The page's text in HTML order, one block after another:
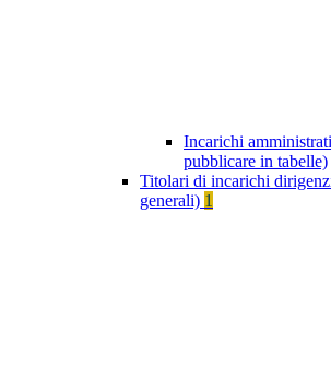
Incarichi
pubblicare in tabelle)
Titolari di incarichi
generali) 1